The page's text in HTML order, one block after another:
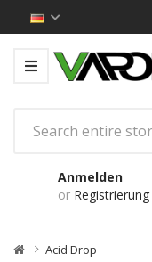
Anmelden
or Registrierung
Acid Drop